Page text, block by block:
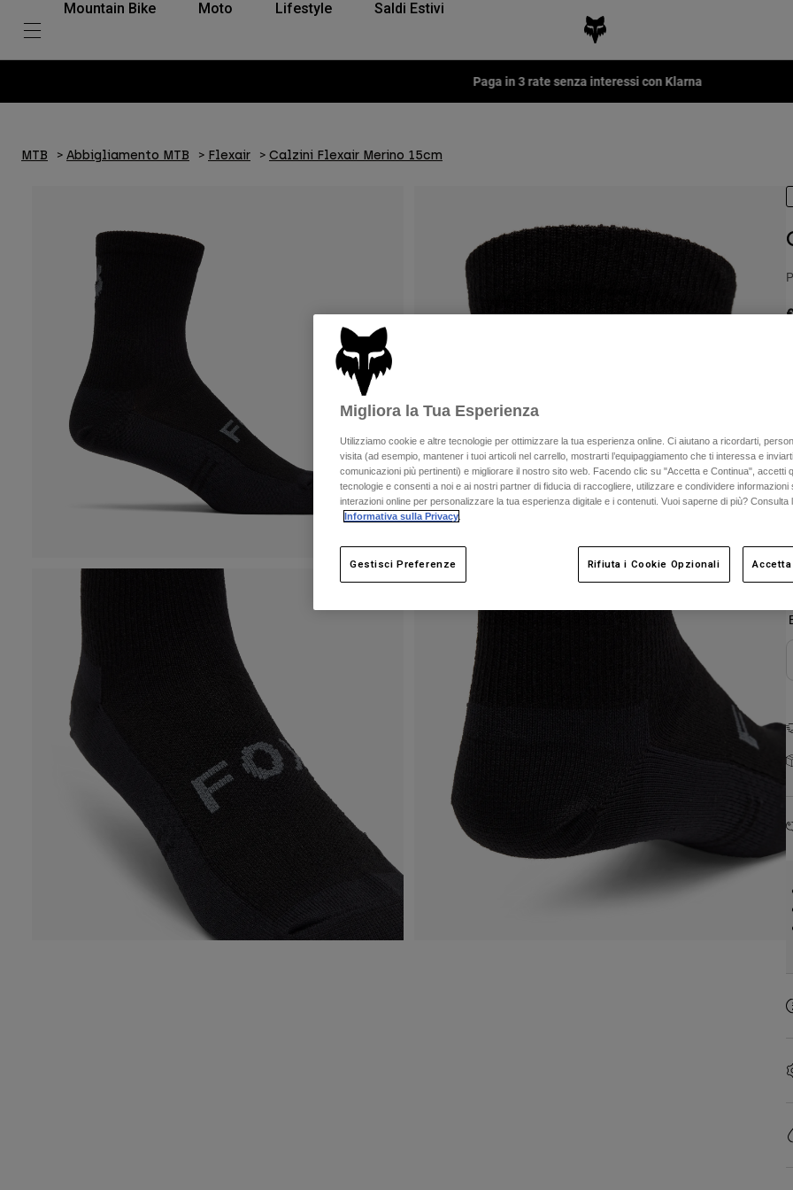
Mountain Bike Moto Lifestyle Saldi Estivi
Paga in 3 rate senza interessi con Klarna
MTB Abbigliamento MTB Flexair Calzini Flexair Merino 15cm
Migliora la Tua Esperienza
Utilizziamo cookie e altre tecnologie per ottimizzare la tua esperienza online. Ci aiutano a ricordarti,
visita (ad esempio, mantener i tuoi articoli nel carrello, mostrarti l’equipaggiamento che ti interessa e
comunicazioni più pertinenti) e migliorare il nostro sito web. Facendo clic su "Accetta e Continua", accetti
tecnologie e consenti a noi e ai nostri partner di fiducia di raccogliere, utilizzare e condividere informazioni
interazioni online per personalizzare la tua esperienza digitale e i contenuti. Vuoi saperne di più? Consulta
Informativa sulla Privacy
Gestisci Preferenze Rifiuta i Cookie Opzionali